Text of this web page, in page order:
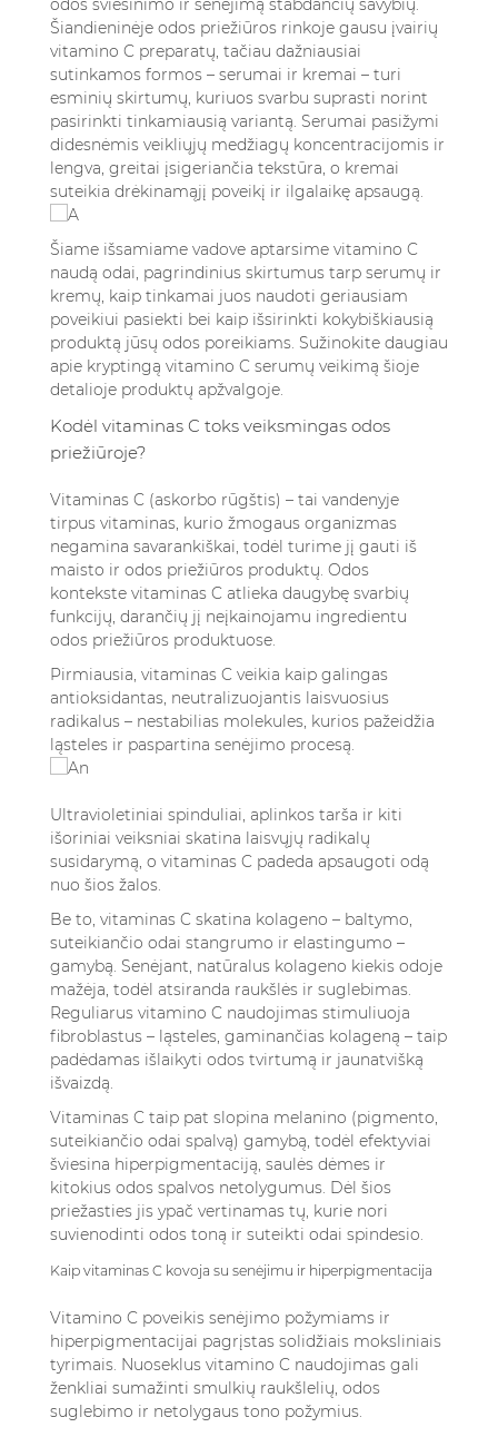
6.2. Ar galiu naudoti vitamino C serumą ir
kremą kartu?
6.3. Kaip sužinoti, ar vitamino C produktai
tinka mano odos tipui?
6.4. Kiek laiko trunka, kol pamatysiu
rezultatus naudodamas vitamino C serumą
ar kremą?
6.5. Ar vitamino C produktai turi šalutinį
odos šviesinimo ir senėjimą stabdančių savybių.
Šiandieninėje odos priežiūros rinkoje gausu įvairių
vitamino C preparatų, tačiau dažniausiai
sutinkamos formos – serumai ir kremai – turi
esminių skirtumų, kuriuos svarbu suprasti norint
pasirinkti tinkamiausią variantą. Serumai pasižymi
didesnėmis veikliųjų medžiagų koncentracijomis ir
lengva, greitai įsigeriančia tekstūra, o kremai
suteikia drėkinamąjį poveikį ir ilgalaikę apsaugą.
Šiame išsamiame vadove aptarsime vitamino C
naudą odai, pagrindinius skirtumus tarp serumų ir
kremų, kaip tinkamai juos naudoti geriausiam
poveikiui pasiekti bei kaip išsirinkti kokybiškiausią
produktą jūsų odos poreikiams. Sužinokite daugiau
apie kryptingą vitamino C serumų veikimą šioje
detalioje produktų apžvalgoje.
Kodėl vitaminas C toks veiksmingas odos
priežiūroje?
Vitaminas C (askorbo rūgštis) – tai vandenyje
tirpus vitaminas, kurio žmogaus organizmas
negamina savarankiškai, todėl turime jį gauti iš
maisto ir odos priežiūros produktų. Odos
kontekste vitaminas C atlieka daugybę svarbių
funkcijų, darančių jį neįkainojamu ingredientu
odos priežiūros produktuose.
Pirmiausia, vitaminas C veikia kaip galingas
antioksidantas, neutralizuojantis laisvuosius
radikalus – nestabilias molekules, kurios pažeidžia
ląsteles ir paspartina senėjimo procesą.
Ultravioletiniai spinduliai, aplinkos tarša ir kiti
išoriniai veiksniai skatina laisvųjų radikalų
susidarymą, o vitaminas C padeda apsaugoti odą
nuo šios žalos.
Be to, vitaminas C skatina kolageno – baltymo,
suteikiančio odai stangrumo ir elastingumo –
gamybą. Senėjant, natūralus kolageno kiekis odoje
mažėja, todėl atsiranda raukšlės ir suglebimas.
Reguliarus vitamino C naudojimas stimuliuoja
fibroblastus – ląsteles, gaminančias kolageną – taip
padėdamas išlaikyti odos tvirtumą ir jaunatvišką
išvaizdą.
Vitaminas C taip pat slopina melanino (pigmento,
suteikiančio odai spalvą) gamybą, todėl efektyviai
šviesina hiperpigmentaciją, saulės dėmes ir
kitokius odos spalvos netolygumus. Dėl šios
priežasties jis ypač vertinamas tų, kurie nori
suvienodinti odos toną ir suteikti odai spindesio.
Kaip vitaminas C kovoja su senėjimu ir hiperpigmentacija
Vitamino C poveikis senėjimo požymiams ir
hiperpigmentacijai pagrįstas solidžiais moksliniais
tyrimais. Nuoseklus vitamino C naudojimas gali
ženkliai sumažinti smulkių raukšlelių, odos
suglebimo ir netolygaus tono požymius.